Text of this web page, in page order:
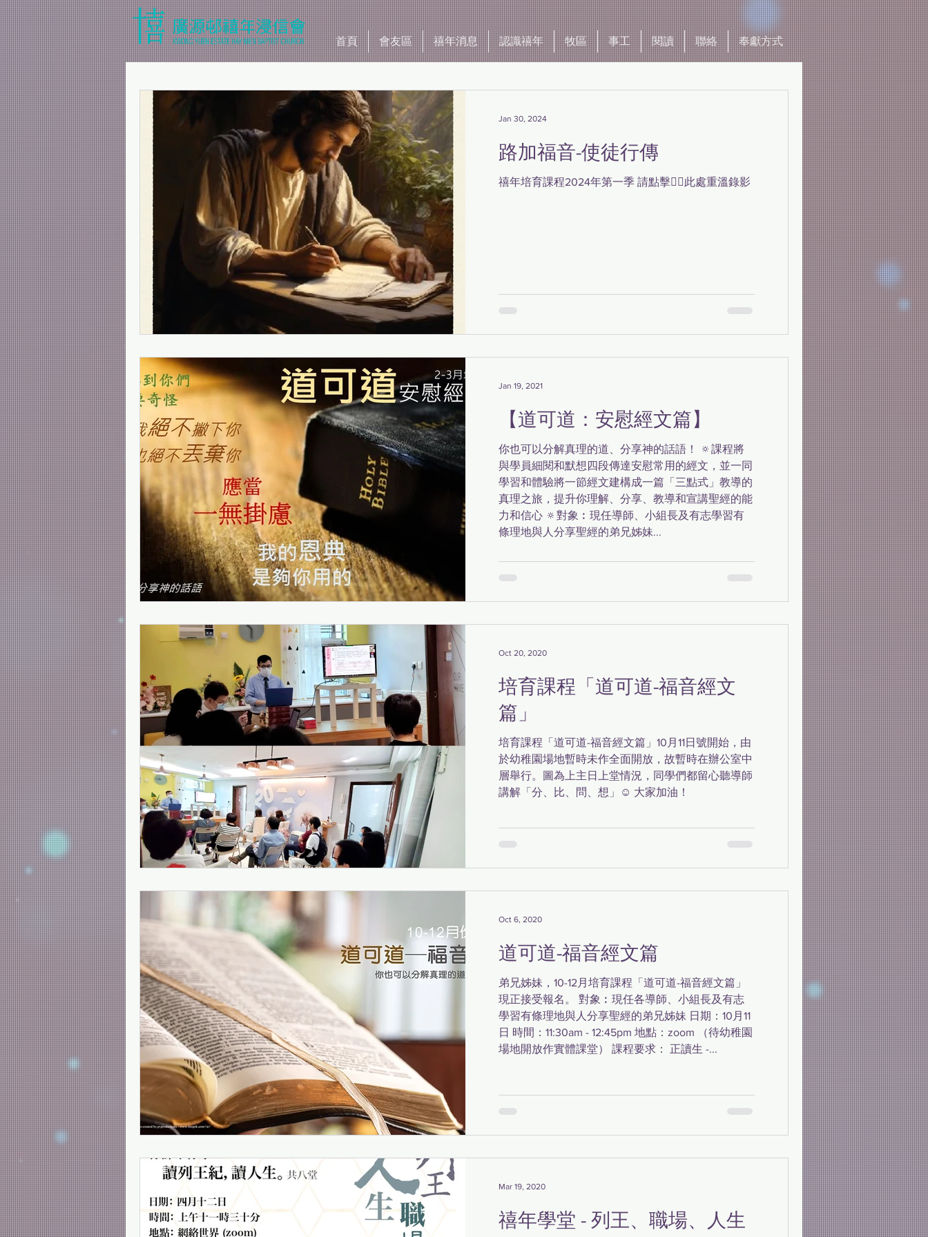
首頁 會友區 禧年消息 認識禧年 牧區 事工 閱讀 聯絡 奉獻方式
路加福音-使徒行傳
禧年培育課程2024年第一季 請點擊👉🏼此處重溫錄影
Jan 30, 2024
【道可道：安慰經文篇】
你也可以分解真理的道、分享神的話語！ 🔅課程將
與學員細閱和默想四段傳達安慰常用的經文，並一同
學習和體驗將一節經文建構成一篇「三點式」教導的
真理之旅，提升你理解、分享、教導和宣講聖經的能
力和信心 🔅對象︰現任導師、小組長及有志學習有
條理地與人分享聖經的弟兄姊妹...
Jan 19, 2021
培育課程「道可道-福音經文
篇」
培育課程「道可道-福音經文篇」10月11日號開始，由
於幼稚園場地暫時未作全面開放，故暫時在辦公室中
層舉行。圖為上主日上堂情況，同學們都留心聽導師
講解「分、比、問、想」☺️ 大家加油！
Oct 20, 2020
道可道-福音經文篇
弟兄姊妹，10-12月培育課程「道可道-福音經文篇」
現正接受報名。 對象︰現任各導師、小組長及有志
學習有條理地與人分享聖經的弟兄姊妹 日期：10月11
日 時間：11:30am - 12:45pm 地點：zoom （待幼稚園
場地開放作實體課堂） 課程要求： 正讀生 -...
Oct 6, 2020
禧年學堂 - 列王、職場、人生
Mar 19, 2020